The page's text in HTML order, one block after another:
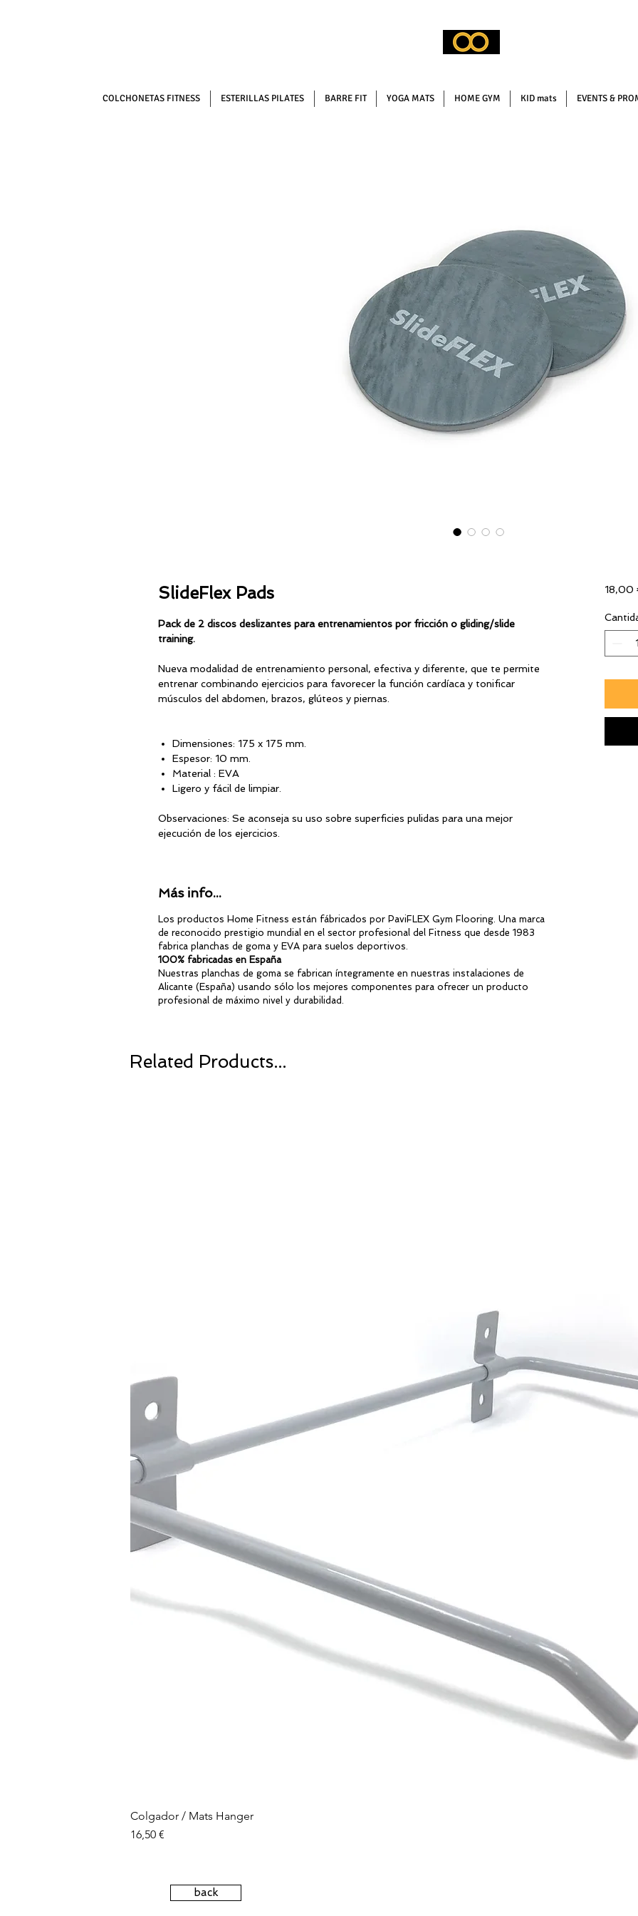
COLCHONETAS FITNESS ESTERILLAS PILATES BARRE FIT YOGA MATS HOME GYM KID mats EVENTS &
SlideFlex Pads
Pack de 2 discos deslizantes para entrenamientos por fricción o gliding/slide
training.
Nueva modalidad de entrenamiento personal, efectiva y diferente, que te permite
entrenar combinando ejercicios para favorecer la función cardíaca y tonificar
músculos del abdomen, brazos, glúteos y piernas.
Dimensiones: 175 x 175 mm.
Espesor: 10 mm.
Material : EVA
Ligero y fácil de limpiar.
Observaciones: Se aconseja su uso sobre superficies pulidas para una mejor
ejecución de los ejercicios.
Más info...
Los productos Home Fitness están fábricados por PaviFLEX Gym Flooring. Una marca
de reconocido prestigio mundial en el sector profesional del Fitness que desde 1983
fabrica planchas de goma y EVA para suelos deportivos.
100% fabricadas en España
Nuestras planchas de goma se fabrican íntegramente en nuestras instalaciones de
Alicante (España) usando sólo los mejores componentes para ofrecer un producto
profesional de máximo nivel y durabilidad.
18,00
Related Products...
Colgador / Mats Hanger
Precio
16,50 €
back